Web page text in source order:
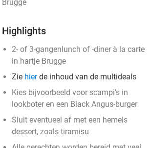
Brugge
Highlights
2- of 3-gangenlunch of -diner à la carte
in hartje Brugge
Zie hierde inhoud van de multideals
Kies bijvoorbeeld voor scampi's in
lookboter en een Black Angus-burger
Sluit eventueel af met een hemels
dessert, zoals tiramisu